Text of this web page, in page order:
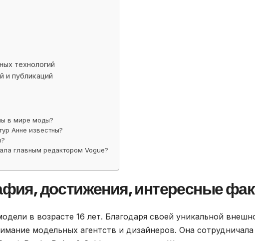
технологий
и публикаций
в мире моды?
Анне известны?
главным редактором Vogue?
достижения, интересные
в возрасте 16 лет. Благодаря своей уникальной
модельных агентств и дизайнеров. Она сотрудничала